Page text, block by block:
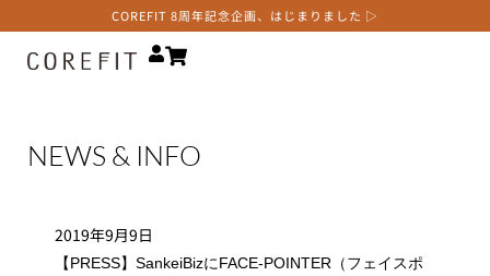
COREFIT 8周年記念企画、はじまりました ▷
NEWS & INFO
2019年9月9日
【PRESS】SankeiBizにFACE-POINTER（フェイスポ